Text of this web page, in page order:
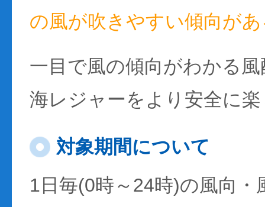
の風が吹きやすい傾向が
一目で風の傾向がわかる
海レジャーをより安全に
対象期間について
1日毎(0時～24時)の風向・